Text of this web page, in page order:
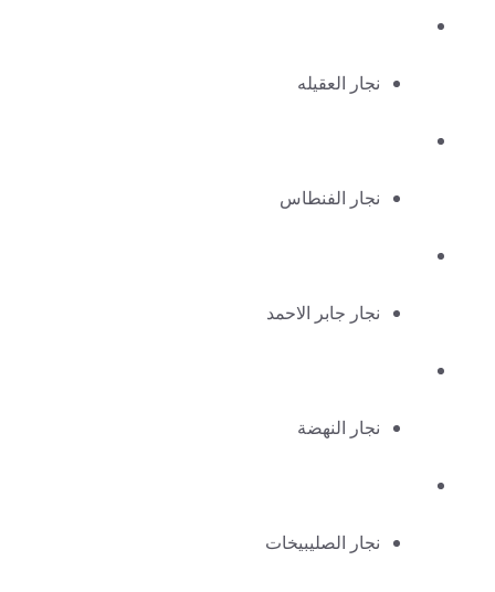
نجار العقيله
نجار الفنطاس
نجار جابر الاحمد
نجار النهضة
نجار الصليبيخات